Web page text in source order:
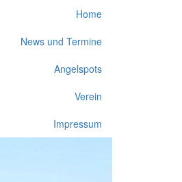
Home
News und Termine
Angelspots
Verein
Impressum